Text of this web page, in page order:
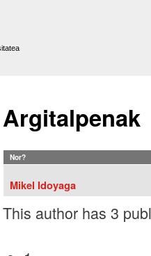
Argitalpenak
Nor?
Mikel Idoyaga
This author has 3